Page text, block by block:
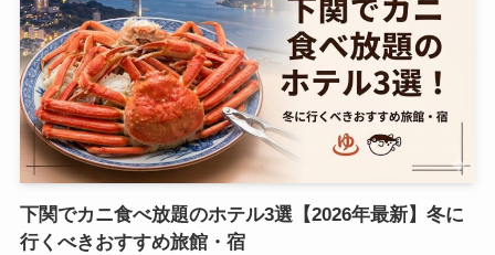
下関でカニ食べ放題のホテル3選【2026年最新】冬に
行くべきおすすめ旅館・宿